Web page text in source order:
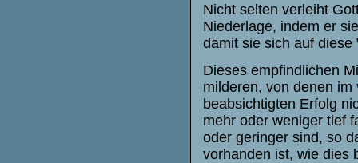
Nicht selten verleiht
Niederlage, indem er
damit sie sich auf
Dieses empfindlichen
milderen, von denen
beabsichtigten Erfolg
mehr oder weniger tief
oder geringer sind, so
vorhanden ist, wie dies